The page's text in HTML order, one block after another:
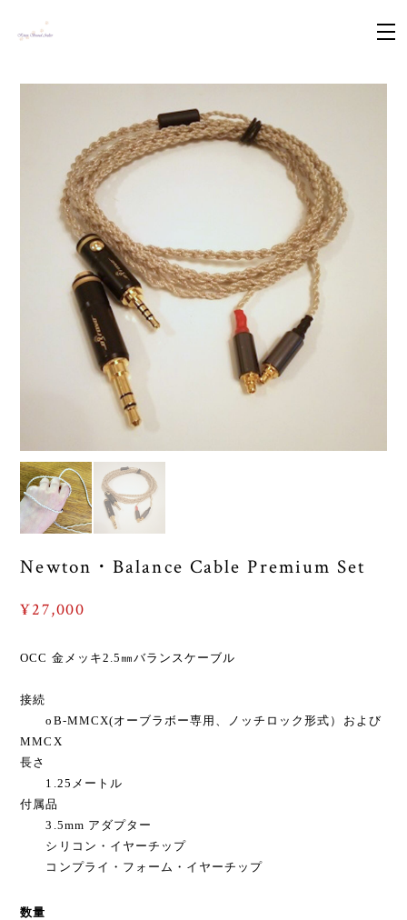
Newton・Balance Cable Premium Set
¥27,000
OCC 金メッキ2.5㎜バランスケーブル
接続
oB-MMCX(オーブラボー専用、ノッチロック形式）および
MMCX
長さ
1.25メートル
付属品
3.5mm アダプター
シリコン・イヤーチップ
コンプライ・フォーム・イヤーチップ
数量